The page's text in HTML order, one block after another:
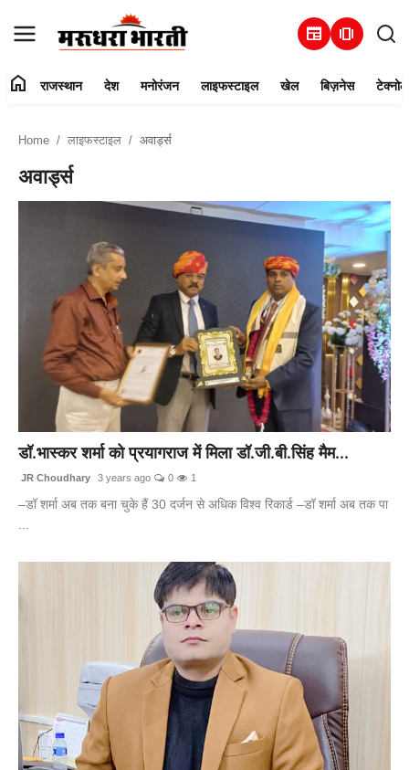
newspaper amp_stories
राजस्थान
मनोरंजन
लाइफस्टाइल
बिज़नेस
टेक्नोलॉजी
वीडियो
home राजस्थान देश मनोरंजन लाइफस्टाइल खेल बिज़नेस
Home लाइफस्टाइल अवार्ड्स
अवार्ड्स
डॉ.भास्कर शर्मा को प्रयागराज में मिला डॉ.जी.बी.सिंह मैम...
JR Choudhary 3 years ago 0 1
–डॉ शर्मा अब तक बना चुके हैं 30 दर्जन से अधिक विश्व रिकार्ड –डॉ शर्मा अब तक पा